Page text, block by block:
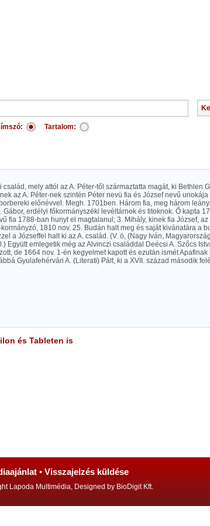
Tartalom:
család, mely attól az A. Péter-től származtatta magát, ki Bethlen
az A. Péter-nek szintén Péter nevü fia és József nevű unokája
előnévvel. Megh. 1701ben. Három fia, meg három
Gábor, erdélyi főkormányszéki levéltárnok és titoknok. Ő kapta
fia 1788-ban hunyt el magtalanul; 3. Mihály, kinek fia József, az
1810 nov. 25. Budán halt meg és saját kivánatára a
a Józseffel halt ki az A. család. (V. ö, (Nagy Iván, Magyarország
Együtt emlegetik még az Alvinczi családdal Deécsi A. Szőcs
de 1664 nov. 1-én kegyelmet kapott és ezután ismét Apafinak
Gyulafehérvári A. (Literati) Pált, ki a XVII. század második
és Tableten is
• Visszajelzés küldése
Lapoda Multimédia, Designed by BioDigit Kft.